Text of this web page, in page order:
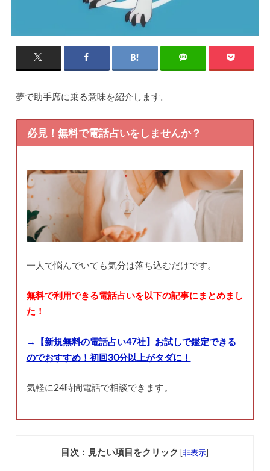
夢で助手席に乗る意味を紹介します。
必見！無料で電話占いをしませんか？
一人で悩んでいても気分は落ち込むだけです。
無料で利用できる電話占いを以下の記事にまとめまし
た！
→【新規無料の電話占い47社】お試しで鑑定できる
のでおすすめ！初回30分以上がタダに！
気軽に24時間電話で相談できます。
目次：見たい項目をクリック [非表示]